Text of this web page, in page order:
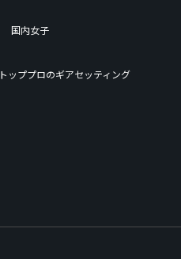
国内女子
トッププロのギアセッティング